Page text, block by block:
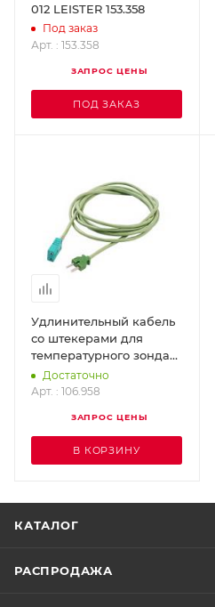
012 LEISTER 153.358
Под заказ
Арт. : 153.358
ЗАПРОС ЦЕНЫ
ПОД ЗАКАЗ
Удлинительный кабель
со штекерами для
температурного зонда
LEISTER 106.958
Достаточно
Арт. : 106.958
ЗАПРОС ЦЕНЫ
В КОРЗИНУ
КАТАЛОГ
РАСПРОДАЖА